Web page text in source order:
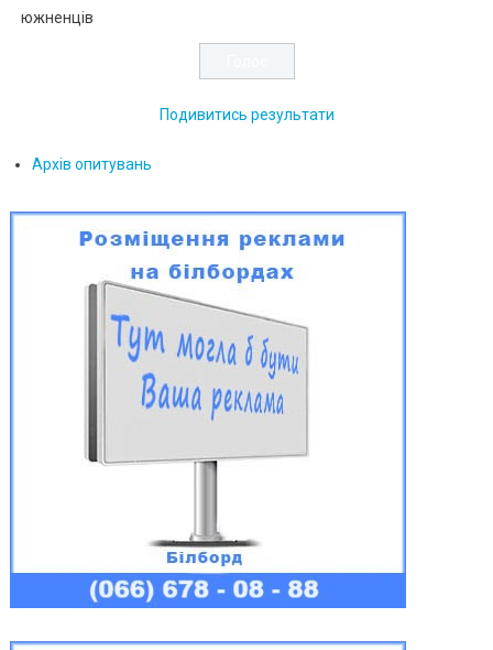
южненців
Подивитись результати
Архів опитувань